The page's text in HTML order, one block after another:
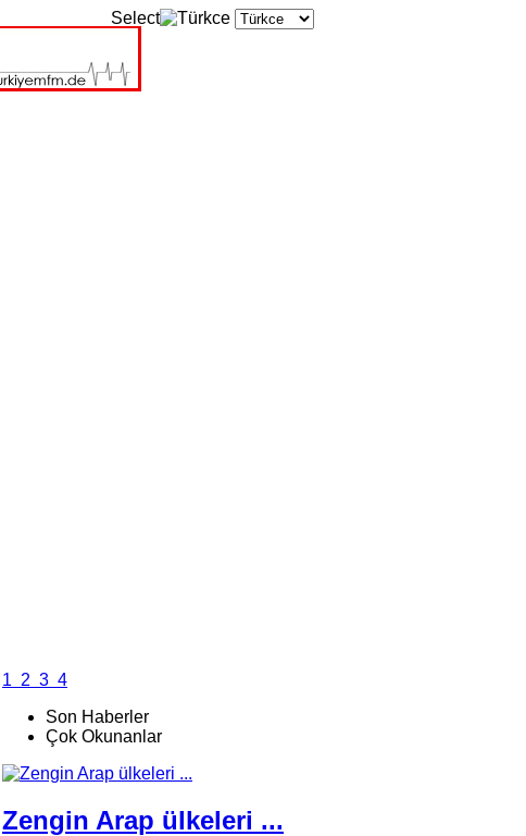
Select
1 2 3 4
Son Haberler
Çok Okunanlar
Zengin Arap ülkeleri ...